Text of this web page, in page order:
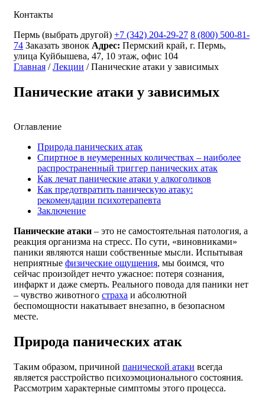
Контакты
Пермь (выбрать другой) +7 (342) 204-29-27 8 (800) 500-81-
74 Заказать звонок Адрес: Пермский край, г. Пермь,
улица Куйбышева, 47, 10 этаж, офис 104
Главная /Лекции /Панические атаки у зависимых
Панические атаки у зависимых
Оглавление
Природа панических атак
Спиртное в неумеренных количествах – наиболее
распространенный триггер панических атак
Как лечат панические атаки у алкоголиков
Как предотвратить паническую атаку:
рекомендации психотерапевта
Заключение
Панические атаки – это не самостоятельная патология, а
реакция организма на стресс. По сути, «виновниками»
паники являются наши собственные мысли. Испытывая
неприятные физические ощущения, мы боимся, что
сейчас произойдет нечто ужасное: потеря сознания,
инфаркт и даже смерть. Реального повода для паники нет
– чувство животного страха и абсолютной
беспомощности накатывает внезапно, в безопасном
месте.
Природа панических атак
Таким образом, причиной панической атаки всегда
является расстройство психоэмоционального состояния.
Рассмотрим характерные симптомы этого процесса.